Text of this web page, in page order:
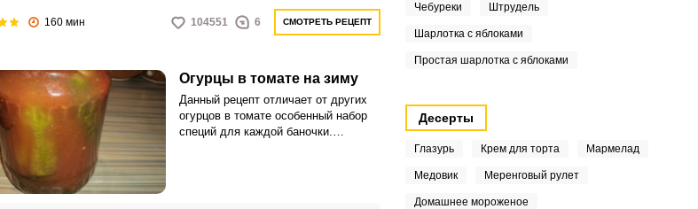
160 мин 104551 6 СМОТРЕТЬ РЕЦЕПТ
Огурцы в томате на зиму
Данный рецепт отличает от других
огурцов в томате особенный набор
специй для каждой баночки.
Чебуреки Штрудель
Шарлотка с яблоками
Простая шарлотка с яблоками
Десерты
Глазурь Крем для торта Мармелад
Медовик Меренговый рулет
Домашнее мороженое
НА САЙТ РЕГИСТРАЦИЯ
Войдите
с помощью социальных сетей: